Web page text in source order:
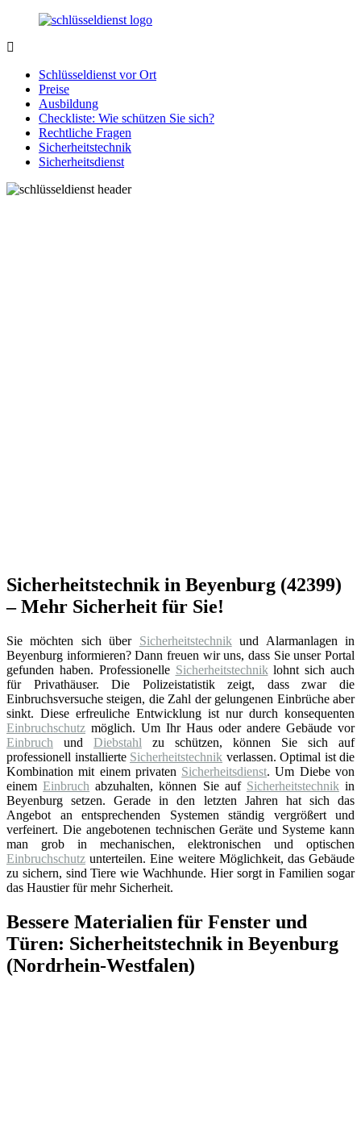
Zurück
Inhalt
Notlage
wird
gelöst!
Schlüsseldienst vor Ort
Preise
Ausbildung
Checkliste: Wie schützen Sie sich?
Rechtliche Fragen
Sicherheitstechnik
Sicherheitsdienst
Sicherheitstechnik in Beyenburg (42399)
– Mehr Sicherheit für Sie!
Sie möchten sich über Sicherheitstechnikund Alarmanlagen in
Beyenburg informieren? Dann freuen wir uns, dass Sie unser Portal
gefunden haben. Professionelle Sicherheitstechniklohnt sich auch
für Privathäuser. Die Polizeistatistik zeigt, dass zwar die
Einbruchsversuche steigen, die Zahl der gelungenen Einbrüche aber
sinkt. Diese erfreuliche Entwicklung ist nur durch konsequenten
Einbruchschutz möglich. Um Ihr Haus oder andere Gebäude vor
Einbruch und Diebstahl zu schützen, können Sie sich auf
professionell installierte Sicherheitstechnik verlassen. Optimal ist die
Kombination mit einem privaten Sicherheitsdienst. Um Diebe von
einemEinbruch abzuhalten, können Sie auf Sicherheitstechnikin
Beyenburg setzen. Gerade in den letzten Jahren hat sich das
Angebot an entsprechenden Systemen ständig vergrößert und
verfeinert. Die angebotenen technischen Geräte und Systeme kann
man grob in mechanischen, elektronischen und optischen
Einbruchschutz unterteilen. Eine weitere Möglichkeit, das Gebäude
zu sichern, sind Tiere wie Wachhunde. Hier sorgt in Familien sogar
das Haustier für mehr Sicherheit.
Bessere Materialien für Fenster und
Türen: Sicherheitstechnik in Beyenburg
(Nordrhein-Westfalen)